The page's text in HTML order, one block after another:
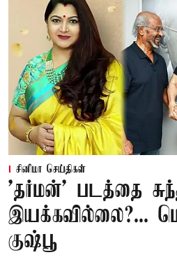
சினிமா செய்திகள்
'தர்மன்' படத்தை
இயக்கவில்லை?...
குஷ்பூ